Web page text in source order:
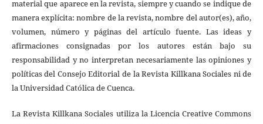
material que aparece en la revista, siempre y cuando se indique de
manera explícita: nombre de la revista, nombre del autor(es), año,
volumen, número y páginas del artículo fuente. Las ideas y
afirmaciones consignadas por los autores están bajo su
responsabilidad y no interpretan necesariamente las opiniones y
políticas del Consejo Editorial de la Revista Killkana Sociales ni de
la Universidad Católica de Cuenca.
La Revista Killkana Sociales utiliza la Licencia Creative Commons